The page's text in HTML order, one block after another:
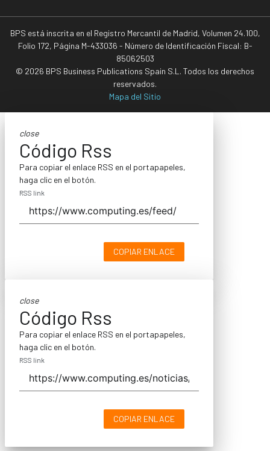
BPS está inscrita en el Registro Mercantil de Madrid, Volumen 24.100,
Folio 172, Página M-433036 - Número de Identificación Fiscal: B-
85062503
© 2026 BPS Business Publications Spain S.L. Todos los derechos
reservados.
Mapa del Sitio
close
Código Rss
Para copiar el enlace RSS en el portapapeles,
haga clic en el botón.
RSS link
COPIAR ENLACE
close
Código Rss
Para copiar el enlace RSS en el portapapeles,
haga clic en el botón.
RSS link
COPIAR ENLACE